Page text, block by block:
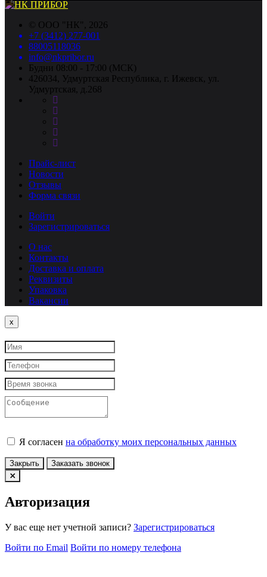
© ООО "НК", 2026
+7 (3412) 277-001
88005118036
info@nkpribor.ru
Будни 08:00 - 17:00 (МСК)
426034, Удмуртская Республика, г. Ижевск, ул.
Удмуртская, д.268
Прайс-лист
Новости
Отзывы
Форма связи
Войти
Зарегистрироваться
О нас
Контакты
Доставка и оплата
Реквизиты
Упаковка
Вакансии
x
Я согласен на обработку моих персональных данных
Закрыть Заказать звонок
Авторизация
У вас еще нет учетной записи? Зарегистрироваться
Войти по Email Войти по номеру телефона